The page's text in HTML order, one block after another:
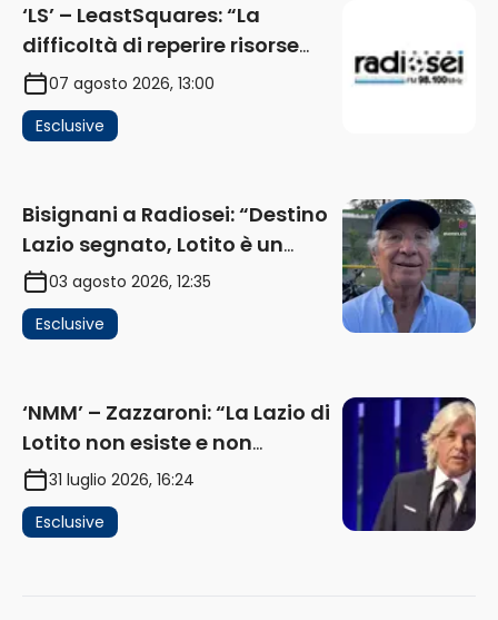
‘LS’ – LeastSquares: “La
difficoltà di reperire risorse
impatta sul mercato. Senza
investimenti non arrivano i
ricavi” (AUDIO)
07 agosto 2026, 13:00
Esclusive
Bisignani a Radiosei: “Destino
Lazio segnato, Lotito è un
problema, la chiave sono
Flaminio e politica. La protesta
e gli interessi dei fondi”
03 agosto 2026, 12:35
Esclusive
‘NMM’ – Zazzaroni: “La Lazio di
Lotito non esiste e non
funziona più. E’ ora di lasciare,
ma lui non ascolta. Pignataro?
Ho verificato…” (AUDIO)
31 luglio 2026, 16:24
Esclusive